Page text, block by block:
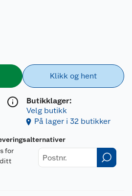
Klikk og hent
Butikklager:
Velg butikk
På lager i 32 butikker
for
ditt